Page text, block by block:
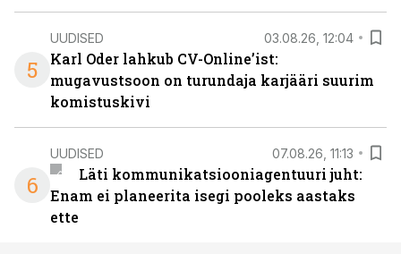
5
UUDISED 03.08.26, 12:04
Karl Oder lahkub CV-Online’ist:
mugavustsoon on turundaja karjääri suurim
komistuskivi
6
UUDISED 07.08.26, 11:13
Läti kommunikatsiooniagentuuri juht:
Enam ei planeerita isegi pooleks aastaks
ette